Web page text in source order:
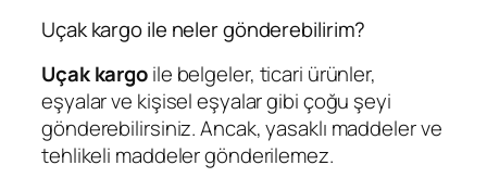
Uçak kargo ile neler gönderebilirim?
Uçak kargoile belgeler, ticari ürünler,
eşyalar ve kişisel eşyalar gibi çoğu şeyi
gönderebilirsiniz. Ancak, yasaklı maddeler ve
tehlikeli maddeler gönderilemez.